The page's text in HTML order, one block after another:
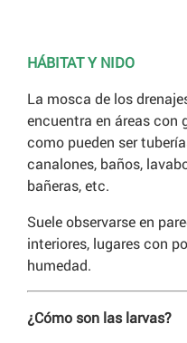
HÁBITAT Y NIDO
La mosca de los
encuentra en áreas con
como pueden ser
canalones, baños,
bañeras, etc.
Suele observarse en
interiores, lugares con
humedad.
¿Cómo son las larvas?